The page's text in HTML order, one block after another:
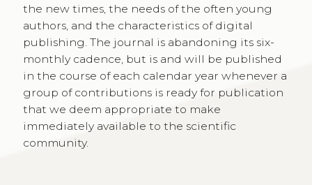
the new times, the needs of the often young
authors, and the characteristics of digital
publishing. The journal is abandoning its six-
monthly cadence, but is and will be published
in the course of each calendar year whenever a
group of contributions is ready for publication
that we deem appropriate to make
immediately available to the scientific
community.